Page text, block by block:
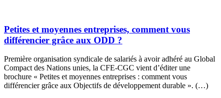
Petites et moyennes entreprises, comment vous
différencier grâce aux ODD ?
Première organisation syndicale de salariés à avoir adhéré au Global
Compact des Nations unies, la CFE-CGC vient d’éditer une
brochure « Petites et moyennes entreprises : comment vous
différencier grâce aux Objectifs de développement durable ». (…)